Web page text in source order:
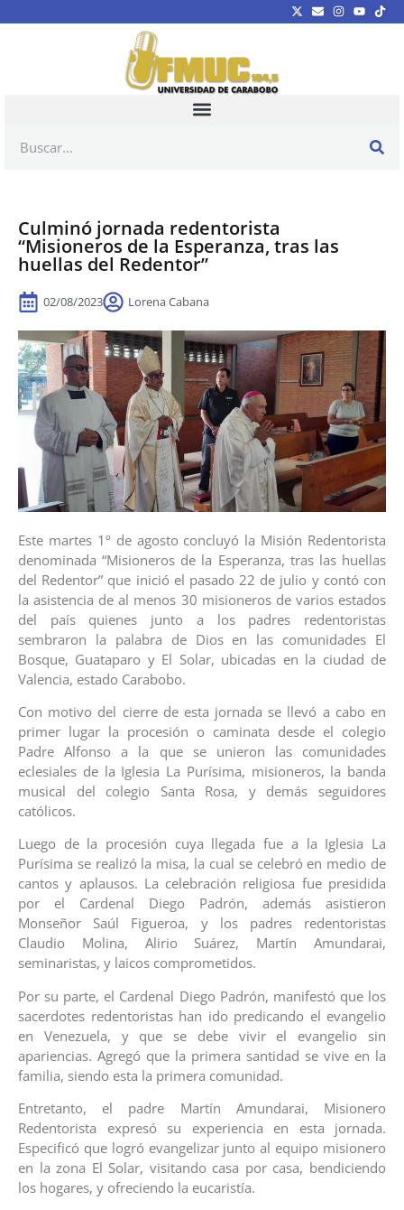
Culminó jornada redentorista
“Misioneros de la Esperanza, tras las
huellas del Redentor”
02/08/2023 Lorena Cabana
Este martes 1º de agosto concluyó la Misión Redentorista
denominada “Misioneros de la Esperanza, tras las huellas
del Redentor” que inició el pasado 22 de julio y contó con
la asistencia de al menos 30 misioneros de varios estados
del país quienes junto a los padres redentoristas
sembraron la palabra de Dios en las comunidades El
Bosque, Guataparo y El Solar, ubicadas en la ciudad de
Valencia, estado Carabobo.
Con motivo del cierre de esta jornada se llevó a cabo en
primer lugar la procesión o caminata desde el colegio
Padre Alfonso a la que se unieron las comunidades
eclesiales de la Iglesia La Purísima, misioneros, la banda
musical del colegio Santa Rosa, y demás seguidores
católicos.
Luego de la procesión cuya llegada fue a la Iglesia La
Purísima se realizó la misa, la cual se celebró en medio de
cantos y aplausos. La celebración religiosa fue presidida
por el Cardenal Diego Padrón, además asistieron
Monseñor Saúl Figueroa, y los padres redentoristas
Claudio Molina, Alirio Suárez, Martín Amundarai,
seminaristas, y laicos comprometidos.
Por su parte, el Cardenal Diego Padrón, manifestó que los
sacerdotes redentoristas han ido predicando el evangelio
en Venezuela, y que se debe vivir el evangelio sin
apariencias. Agregó que la primera santidad se vive en la
familia, siendo esta la primera comunidad.
Entretanto, el padre Martín Amundarai, Misionero
Redentorista expresó su experiencia en esta jornada.
Especificó que logró evangelizar junto al equipo misionero
en la zona El Solar, visitando casa por casa, bendiciendo
los hogares, y ofreciendo la eucaristía.